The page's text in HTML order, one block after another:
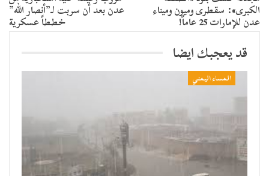
الكبرى»: سقطرى وميون وميناء
عدن للإمارات 25 عاماً!
عدن بعد أن سربت لـ”أنصار الله”
خططاً عسكرية
قد يعجبك ايضا
المساء اليمني